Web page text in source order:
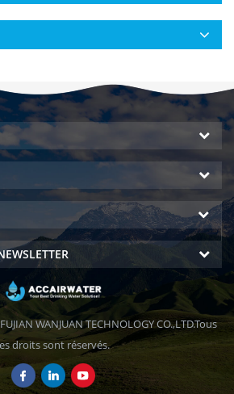
WANJUAN TECHNOLOGY CO.,LTD.Tous
droits sont réservés.